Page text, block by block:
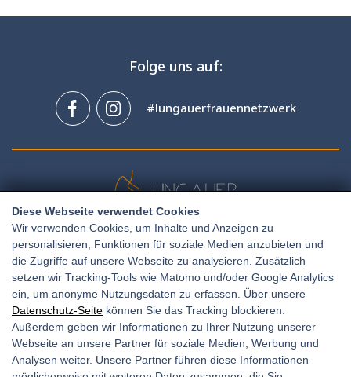
Diese Webseite verwendet Cookies
Wir verwenden Cookies, um Inhalte und Anzeigen zu
personalisieren, Funktionen für soziale Medien anzubieten und
die Zugriffe auf unsere Webseite zu analysieren. Zusätzlich
setzen wir Tracking-Tools wie Matomo und/oder Google Analytics
ein, um anonyme Nutzungsdaten zu erfassen. Über unsere
Datenschutz-Seite können Sie das Tracking blockieren.
Außerdem geben wir Informationen zu Ihrer Nutzung unserer
Webseite an unsere Partner für soziale Medien, Werbung und
Analysen weiter. Unsere Partner führen diese Informationen
Unsere Öffnungszeiten:
Amtsgasse 11, 5580 Tamsweg
T:+436765064651
E:office@frauen-netzwerk.at
Folge uns auf:
#lungauerfrauennetzwerk